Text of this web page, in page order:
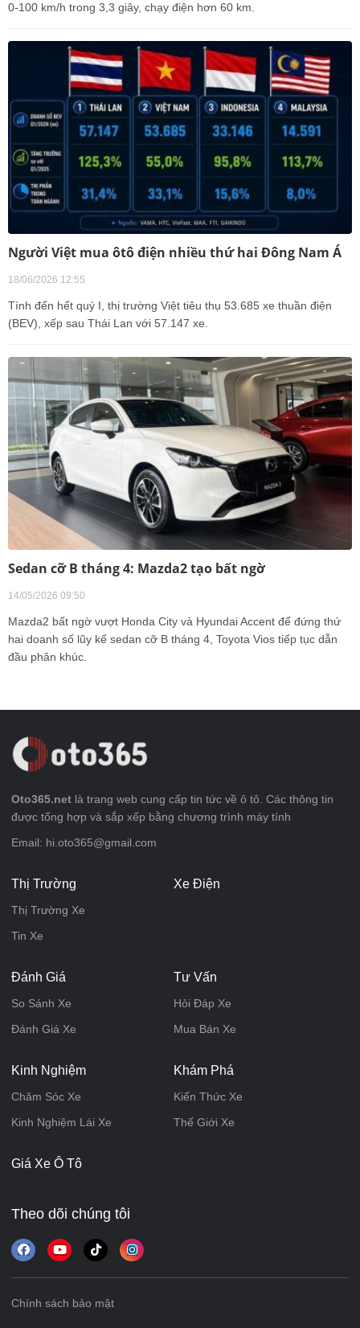
0-100 km/h trong 3,3 giây, chạy điện hơn 60 km.
Người Việt mua ôtô điện nhiều thứ hai Đông Nam Á
18/06/2026 12:55
Tính đến hết quý I, thị trường Việt tiêu thụ 53.685 xe thuần điện
(BEV), xếp sau Thái Lan với 57.147 xe.
Sedan cỡ B tháng 4: Mazda2 tạo bất ngờ
14/05/2026 09:50
Mazda2 bất ngờ vượt Honda City và Hyundai Accent để đứng thứ
hai doanh số lũy kế sedan cỡ B tháng 4, Toyota Vios tiếp tục dẫn
đầu phân khúc.
Oto365.net là trang web cung cấp tin tức về ô tô. Các thông tin
được tổng hợp và sắp xếp bằng chương trình máy tính
Email: hi.oto365@gmail.com
Thị Trường
Thị Trường Xe
Tin Xe
Xe Điện
Đánh Giá
So Sánh Xe
Đánh Giá Xe
Tư Vấn
Hỏi Đáp Xe
Mua Bán Xe
Kinh Nghiệm
Chăm Sóc Xe
Kinh Nghiệm Lái Xe
Khám Phá
Kiến Thức Xe
Thế Giới Xe
Giá Xe Ô Tô
Theo dõi chúng tôi
Chính sách bảo mật